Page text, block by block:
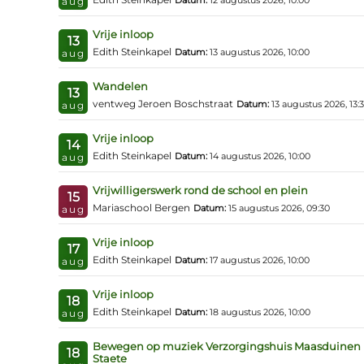
13
aug
Vrije inloop
Edith Steinkapel Datum: 13 augustus 2026, 10:00
13
aug
Wandelen
ventweg Jeroen Boschstraat Datum: 13 augustus 2026,
14
aug
Vrije inloop
Edith Steinkapel Datum: 14 augustus 2026, 10:00
15
aug
Vrijwilligerswerk rond de school en plein
Mariaschool Bergen Datum: 15 augustus 2026, 09:30
17
aug
Vrije inloop
Edith Steinkapel Datum: 17 augustus 2026, 10:00
18
aug
Vrije inloop
Edith Steinkapel Datum: 18 augustus 2026, 10:00
18
Bewegen op muziek Verzorgingshuis Maasduinen
Staete